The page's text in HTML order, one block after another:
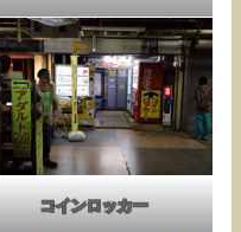
コインロッカー